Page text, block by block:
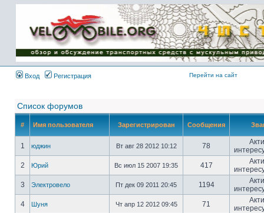
Имя пользователя:
Пароль:
{ LOG_ME_IN_SHORT
}
Вход
Регистрация Перейти на сайт
Список форумов
# Имя пользователя Зарегистрирован Сообщения
1 юджин Вт авг 28 2012 10:12 78
2
Юрий Вс июл 15 2007 19:35 417
3
Электровело Пт дек 09 2011 20:45 1194
4
Шуня Чт апр 12 2012 09:45 71